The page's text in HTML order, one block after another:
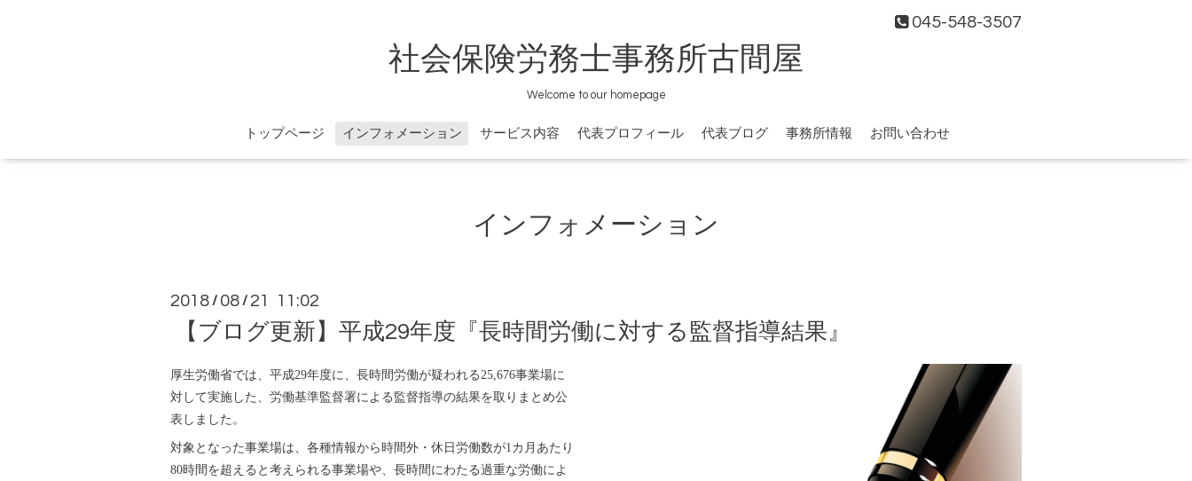
045-548-3507
社会保険労務士事務所古間屋
Welcome to our homepage
トップページ インフォメーション サービス内容 代表プロフィール 代表ブログ 事務所情報 お問い合わせ
インフォメーション
2018 / 08 / 21 11:02
【ブログ更新】平成29年度『長時間労働に対する監督指導結果』
厚生労働省では、平成29年度に、長時間労働が疑われる25,676事業場に
対して実施した、労働基準監督署による監督指導の結果を取りまとめ公
表しました。
対象となった事業場は、各種情報から時間外・休日労働数が1カ月あたり
80時間を超えると考えられる事業場や、長時間にわたる過重な労働によ